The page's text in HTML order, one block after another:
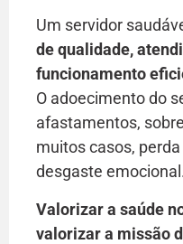
Um servidor
de qualidade,
funcionamento
O adoecimento do
afastamentos,
muitos casos,
desgaste
Valorizar a saúde
valorizar a missão